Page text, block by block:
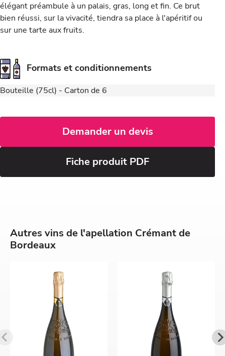
élégant préambule à un palais, gras, long et fin. Ce brut
bien réussi, sur la vivacité, tiendra sa place à l'apéritif ou
sur une tarte aux fruits.
Formats et conditionnements
Bouteille (75cl) - Carton de 6
Demander un devis
Fiche produit PDF
Autres vins de l'apellation Crémant de
Bordeaux